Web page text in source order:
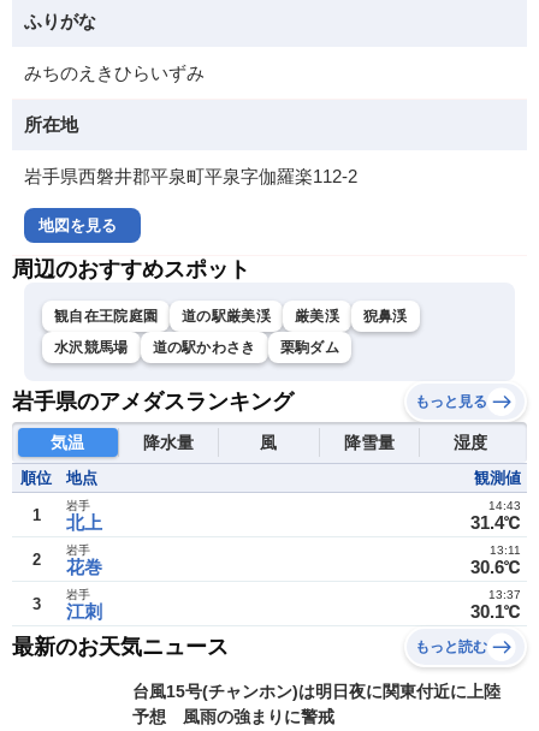
ふりがな
みちのえきひらいずみ
所在地
岩手県西磐井郡平泉町平泉字伽羅楽112-2
地図を見る
周辺のおすすめスポット
観自在王院庭園 道の駅厳美渓 厳美渓
猊鼻渓
水沢競馬場
道の駅かわさき 栗駒ダム
岩手県のアメダスランキング もっと見る
気温 降水量 風 降雪量 湿度
順位 地点 観測値
1 北上
岩手
31.4℃
14:43
2 花巻
岩手
30.6℃
13:11
3 江刺
岩手
30.1℃
13:37
最新のお天気ニュース もっと読む
台風15号(チャンホン)は明日夜に関東付近に上陸
予想 風雨の強まりに警戒